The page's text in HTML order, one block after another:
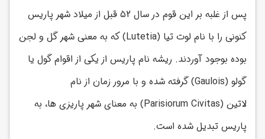
پس از غلبه بر این قوم در سال 52 قبل از میلاد شهر پاریس
کنونی را با نام لوت تیا (Lutetia)که به معنی شهر گل و لجن
بوده بوجود آوردند. ریشه نام پاریس از یکی از اقوام گول یا
گولو (Gaulois)گرفته شده و با مرور زمان از نام
لاتین (Parisiorum Civitas) به معنای شهر پاریزی ها، به
پاریس تبدیل شده است.